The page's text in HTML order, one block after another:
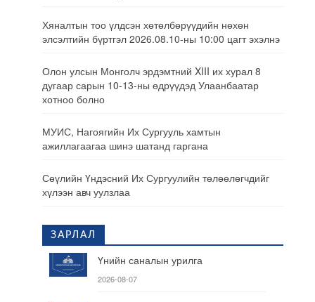
Хяналтын тоо үлдсэн хөтөлбөрүүдийн нөхөн
элсэлтийн бүртгэл 2026.08.10-ны 10:00 цагт эхэлнэ
Олон улсын Монголч эрдэмтний XIII их хурал 8
дугаар сарын 10-13-ны өдрүүдэд Улаанбаатар
хотноо болно
МУИС, Нагоягийн Их Сургууль хамтын
ажиллагаагаа шинэ шатанд гаргана
Сөүлийн Үндэсний Их Сургуулийн төлөөлөгчдийг
хүлээн авч уулзлаа
ЗАРЛАЛ
Үнийн саналын урилга
2026-08-07